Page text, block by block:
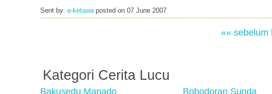
Sent by: e-ketawaposted on 07 June 2007
«« sebelum
Kategori Cerita Lucu
Bakusedu Manado Bobodoran Sunda